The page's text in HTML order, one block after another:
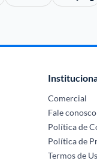
Comercial
Fale conosco
Política de
Política de
Termos de